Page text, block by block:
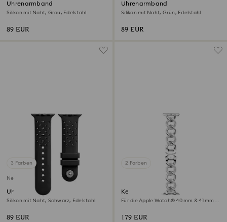
Uhrenarmband
Silikon mit Naht, Grau, Edelstahl
89 EUR
Uhrenarmband
Silikon mit Naht, Grün, Edelstahl
89 EUR
3 Farben
Neu
Uhrenarmband
Silikon mit Naht, Schwarz, Edelstahl
89 EUR
2 Farben
Kettenband
Für die Apple Watch® 40 mm & 41 mm,
179 EUR